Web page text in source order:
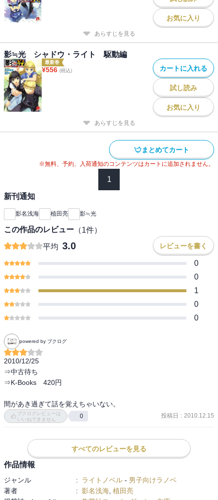
お気に入り
あらすじを見る
影≒光 シャドウ・ライト 駆動編
最新巻
¥556 (税込) カートに入れる
試し読み
お気に入り
あらすじを見る
まとめてカート
※無料、予約、入荷通知のコンテンツはカートに追加されません。
1
新刊通知
影名浅海 植田亮 影≒光
この作品のレビュー （1件）
平均 3.0 レビューを書く
0
0
1
0
0
powered by ブクログ
2010/12/25
⇒中古待ち
⇒K-Books　420円
間があき過ぎて話を覚えちゃいない。
ブクログレビューは
いいねできません
0 投稿日 : 2010.12.15
すべてのレビューを見る
作品情報
ジャンル : ライトノベル - 男子向けラノベ
著者
: 影名浅海 植田亮